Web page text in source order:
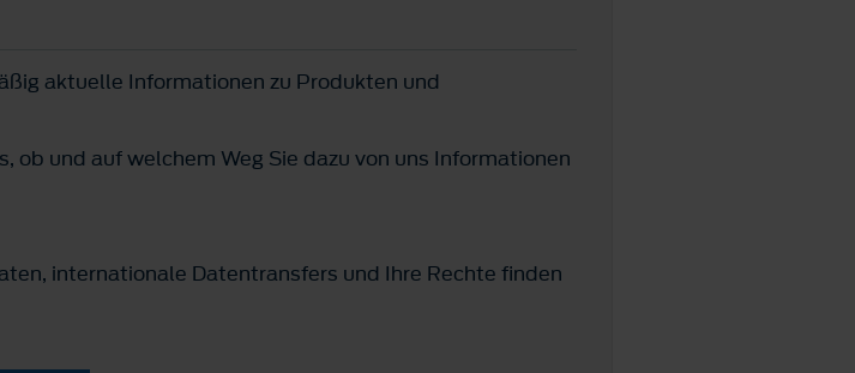
aktuelle Informationen zu Produkten und
ob und auf welchem Weg Sie dazu von uns Informationen
internationale Datentransfers und Ihre Rechte finden